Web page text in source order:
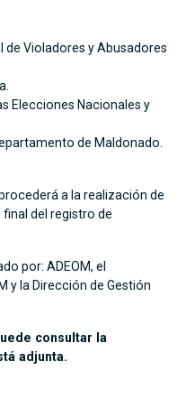
de Violadores y Abusadores
Elecciones Nacionales y
de Maldonado.
a la realización de
del registro de
por: ADEOM, el
y la Dirección de Gestión
consultar la
adjunta.